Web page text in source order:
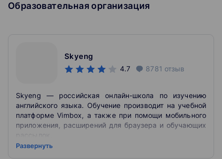
Образовательная организация
Skyeng
4.7 8781 отзыв
Skyeng — российская онлайн-школа по изучению
английского языка. Обучение производит на учебной
платформе Vimbox, а также при помощи мобильного
приложения, расширений для браузера и обучающих
Развернуть